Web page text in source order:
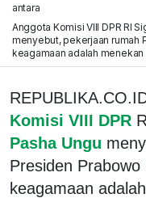
antara
Anggota Komisi VIII DPR RI
menyebut, pekerjaan rumah
keagamaan adalah
Komisi VIII DPR
Pasha Ungu
Presiden
keagamaan